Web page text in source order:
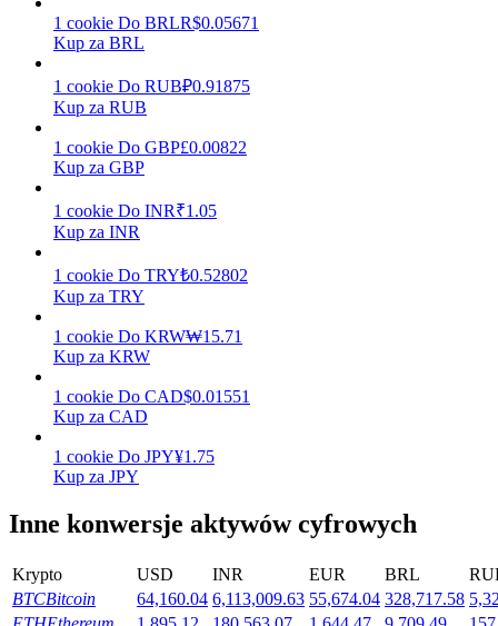
Stawianie
Wysokie zyski i natychmiastowy dostęp
Launchpool
Elastyczne stawianie zakładów, aby zarabiać na popularnych
tokenach
1 cookie Do BRLR$0.05671
Kup za BRL
1 cookie Do RUB₽0.91875
Kup za RUB
1 cookie Do GBP£0.00822
Kup za GBP
1 cookie Do INR₹1.05
Kup za INR
1 cookie Do TRY₺0.52802
Kup za TRY
1 cookie Do KRW₩15.71
Kup za KRW
1 cookie Do CAD$0.01551
Kup za CAD
1 cookie Do JPY¥1.75
Kup za JPY
Inne konwersje aktywów cyfrowych
Krypto USD INR EUR BRL
BTCBitcoin 64,160.04 6,113,009.63 55,674.04 328,717.58